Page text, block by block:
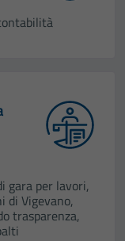
gara per lavori,
di Vigevano,
trasparenza,